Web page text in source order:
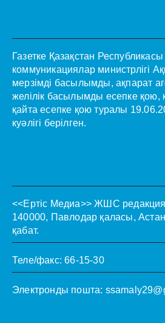
Газетке Қазақстан
коммуникациялар министрлігі
мерзімді басылымды, ақпарат
желілік басылымды есепке қою,
қайта есепке қою туралы
куәлігі берілген.
<<Ертіс Медиа>> ЖШС
140000, Павлодар қаласы,
қабат.
Теле/факс: 66-15-30
Электронды пошта: